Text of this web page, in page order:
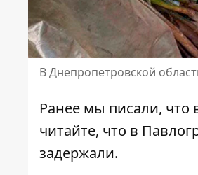
В Днепропетровской
Ранее мы писали, что
читайте, что в
задержали.